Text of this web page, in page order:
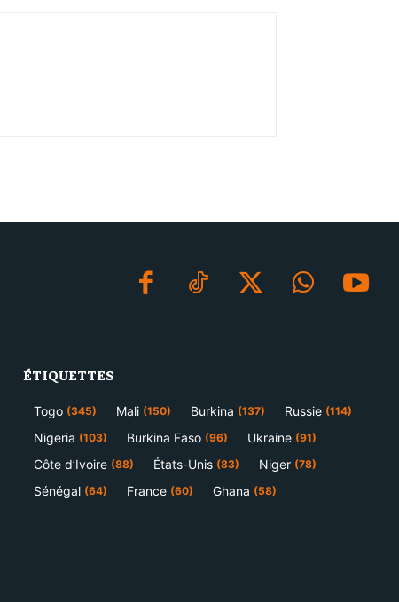
ÉTIQUETTES
Togo (345) Mali (150) Burkina (137) Russie (114)
Nigeria (103) Burkina Faso (96) Ukraine (91)
Côte d’Ivoire (88) États-Unis (83) Niger (78)
Sénégal (64) France (60) Ghana (58)